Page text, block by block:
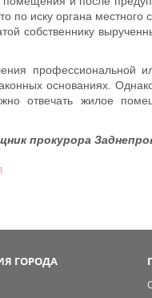
по иску органа
собственнику
профессиональной
основаниях.
отвечать жилое
прокурора
ГОРОДА